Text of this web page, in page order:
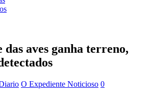
aves ganha terreno,
O Expediente Noticioso 0